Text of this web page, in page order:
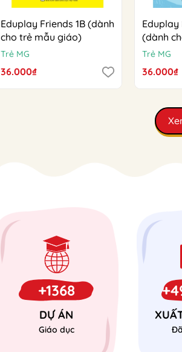
Eduplay Friends 1B (dành
cho trẻ mẫu giáo)
Trẻ MG
36.000₫
Eduplay
(dành
Trẻ MG
36.000₫
+1368
DỰ ÁN
Giáo dục